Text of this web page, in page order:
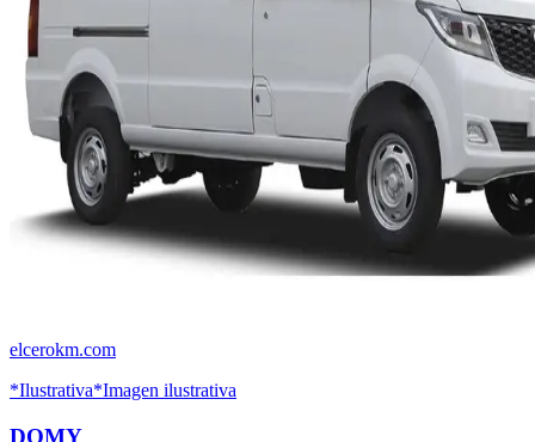
elcerokm.com
*Ilustrativa*Imagen ilustrativa
DOMY